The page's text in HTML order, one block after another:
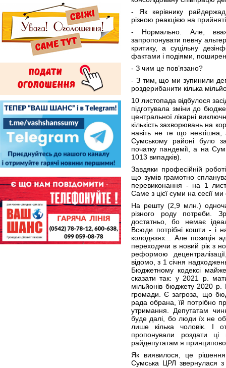
- Як керівнику
різною реакцією на
- Нормально. Але,
запропонувати певну
критику, а суцільну
фактами і подіями,
- З чим це пов’язано?
- З тим, що ми зупинили
роздерибанити кілька
10 листопада відбулося
підготувала зміни до
центральної лікарні
кількість захворювань на
навіть не те що
Сумському районі було
початку пандемії, а на
1013 випадків).
Завдяки професійній
що зумів грамотно
перевиконання - на 1
Саме з цієї суми на сесії
На решту (2,9 млн.)
різного роду потреби.
достатньо, бо немає
Всюди потрібні кошти - і
колодязях... Але позиція
переходячи в новий рік з
реформою
відомо, з 1 січня
Бюджетному кодексі
сказати так: у 2021 р.
мільйонів бюджету 2020 р.
громади. Є загроза, що
рада обрана, їй потрібно
утримання. Депутатам
буде далі, бо люди їх не
лише кілька чоловік. І
пропонували роздати
райдепутатам я
Як виявилося, це
Сумська ЦРЛ звернулася